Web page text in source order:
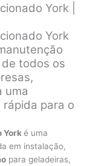
York |
York
todos os
uma
para o
Yorké uma
em instalação,
para geladeiras,